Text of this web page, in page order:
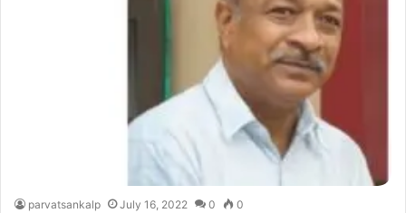
parvatsankalp July 16, 2022 0 0